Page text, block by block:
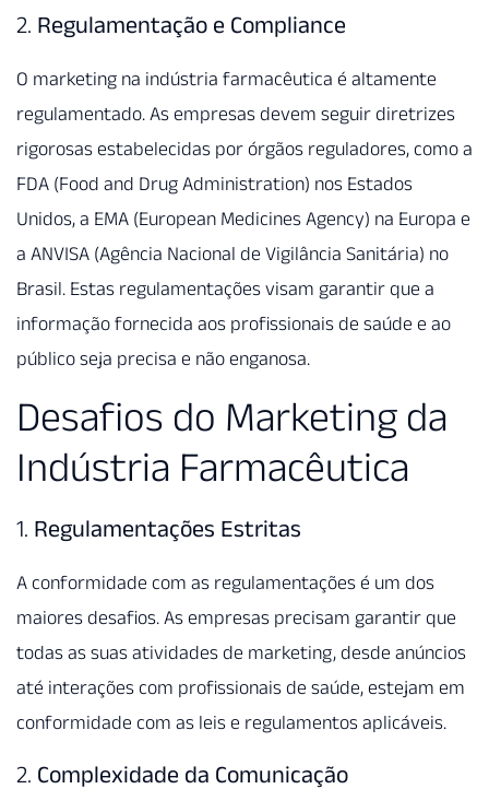
2. Regulamentação e Compliance
O marketing na indústria farmacêutica é altamente
regulamentado. As empresas devem seguir diretrizes
rigorosas estabelecidas por órgãos reguladores, como a
FDA (Food and Drug Administration) nos Estados
Unidos, a EMA (European Medicines Agency) na Europa e
a ANVISA (Agência Nacional de Vigilância Sanitária) no
Brasil. Estas regulamentações visam garantir que a
informação fornecida aos profissionais de saúde e ao
público seja precisa e não enganosa.
Desafios do Marketing da
Indústria Farmacêutica
1. Regulamentações Estritas
A conformidade com as regulamentações é um dos
maiores desafios. As empresas precisam garantir que
todas as suas atividades de marketing, desde anúncios
até interações com profissionais de saúde, estejam em
conformidade com as leis e regulamentos aplicáveis.
2. Complexidade da Comunicação